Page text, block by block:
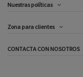
Nuestras políticas
Zona para clientes
CONTACTA CON NOSOTROS